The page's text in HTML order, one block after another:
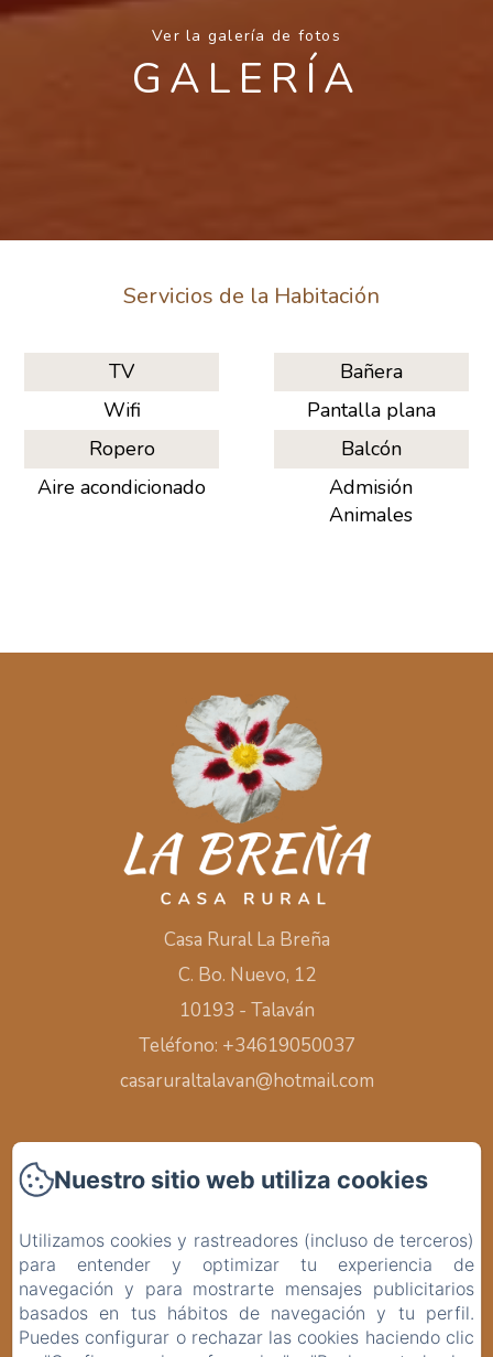
Ver la galería de fotos
GALERÍA
Servicios de la Habitación
TV
Wifi
Ropero
Aire acondicionado
Bañera
Pantalla plana
Balcón
Admisión
Animales
Casa Rural La Breña
C. Bo. Nuevo, 12
10193 - Talaván
Teléfono: +34619050037
casaruraltalavan@hotmail.com
Inicio
Habitaciones
Alrededores
Contacto
Nuestro sitio web utiliza cookies
Utilizamos cookies y rastreadores (incluso de terceros)
para entender y optimizar tu experiencia de
navegación y para mostrarte mensajes publicitarios
basados en tus hábitos de navegación y tu perfil.
Puedes configurar o rechazar las cookies haciendo clic